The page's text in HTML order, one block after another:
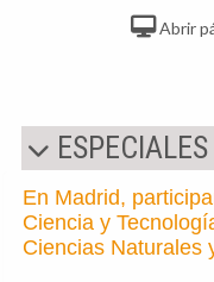
Abrir
ESPECIALES
En Madrid,
Ciencia y
Ciencias Naturales